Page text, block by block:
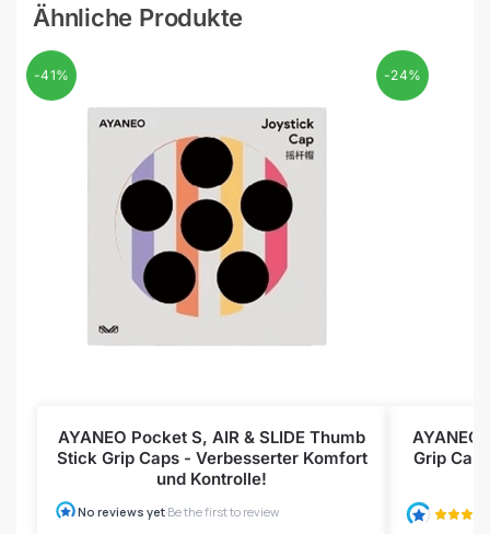
Ähnliche Produkte
-41%
AYANEO Pocket S, AIR & SLIDE Thumb
Stick Grip Caps - Verbesserter Komfort
und Kontrolle!
-24%
Grip